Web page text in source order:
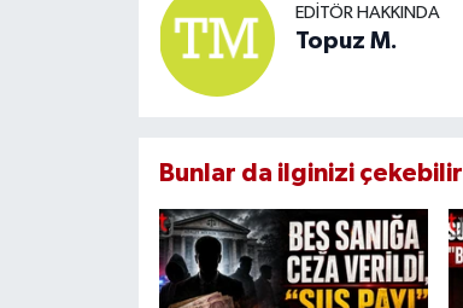
EDITÖR HAKKINDA
Topuz M.
Bunlar da ilginizi çekebilir